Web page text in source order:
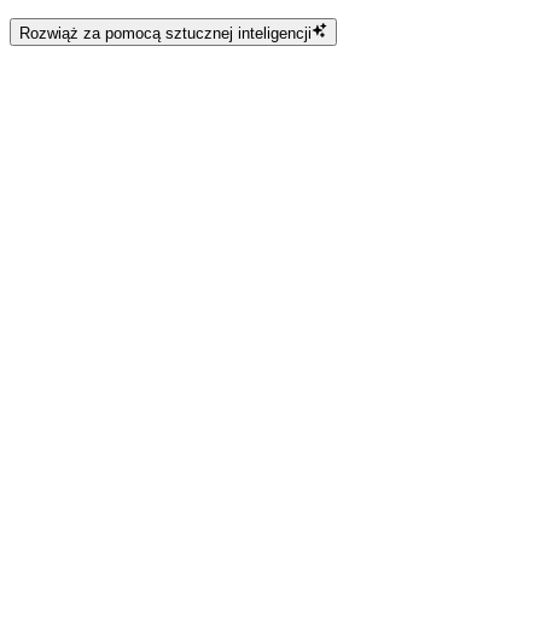
Rozwiąż za pomocą sztucznej inteligencji